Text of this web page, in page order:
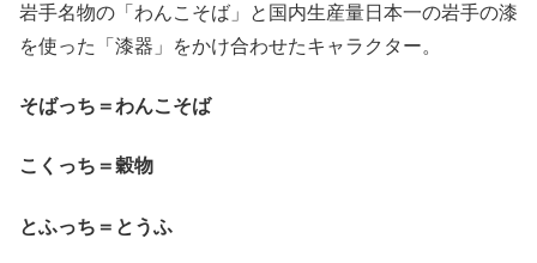
岩手名物の「わんこそば」と国内生産量日本一の岩手の漆
を使った「漆器」をかけ合わせたキャラクター。
そばっち＝わんこそば
こくっち＝穀物
とふっち＝とうふ